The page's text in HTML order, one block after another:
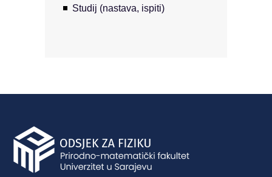
Studij (nastava, ispiti)